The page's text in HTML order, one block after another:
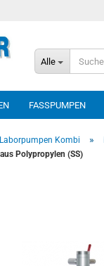
Alle
FASSPUMPEN
Laborpumpen Kombi »
Polypropylen (SS)